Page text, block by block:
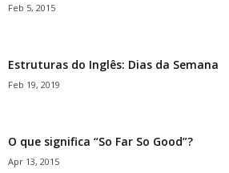
Feb 5, 2015
Estruturas do Inglês: Dias da Semana
Feb 19, 2019
O que significa “So Far So Good”?
Apr 13, 2015